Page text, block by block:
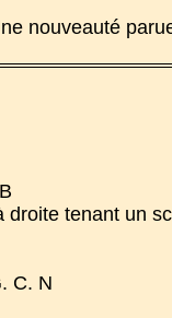
nouveauté
droite tenant un
C. N